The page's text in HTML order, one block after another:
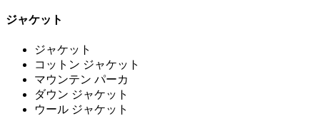
ジャケット
ジャケット
コットン ジャケット
マウンテン パーカ
ダウン ジャケット
ウール ジャケット